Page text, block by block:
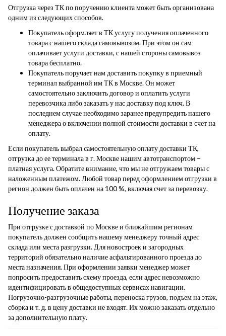
Отгрузка через ТК по поручению клиента может быть организована
одним из следующих способов.
Покупатель оформляет в ТК услугу получения оплаченного
товара с нашего склада самовывозом. При этом он сам
оплачивает услуги доставки, с нашей стороны самовывоз
товара бесплатно.
Покупатель поручает нам доставить покупку в приемный
терминал выбранной им ТК в Москве. Он может
самостоятельно заключить договор и оплатить услуги
перевозчика либо заказать у нас доставку под ключ. В
последнем случае необходимо заранее предупредить нашего
менеджера о включении полной стоимости доставки в счет на
оплату.
Если покупатель выбрал самостоятельную оплату доставки ТК,
отгрузка до ее терминала в г. Москве нашим автотранспортом –
платная услуга. Обратите внимание, что мы не отгружаем товары с
наложенным платежом. Любой товар перед оформлением отгрузки в
регион должен быть оплачен на 100 %, включая счет за перевозку.
Получение заказа
При отгрузке с доставкой по Москве и ближайшим регионам
покупатель должен сообщить нашему менеджеру точный адрес
склада или места разгрузки. Для новостроек и загородных
территорий обязательно наличие асфальтированного проезда до
места назначения. При оформлении заявки менеджер может
попросить предоставить схему проезда, если адрес невозможно
идентифицировать в общедоступных сервисах навигации.
Погрузочно-разгрузочные работы, переноска грузов, подъем на этаж,
сборка и т. д. в цену доставки не входят. Их можно заказать отдельно
за дополнительную плату.